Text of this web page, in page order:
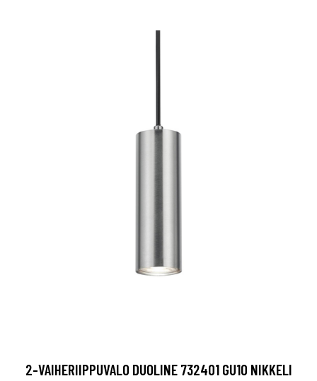
2-VAIHERIIPPUVALO DUOLINE 732401 GU10 NIKKELI